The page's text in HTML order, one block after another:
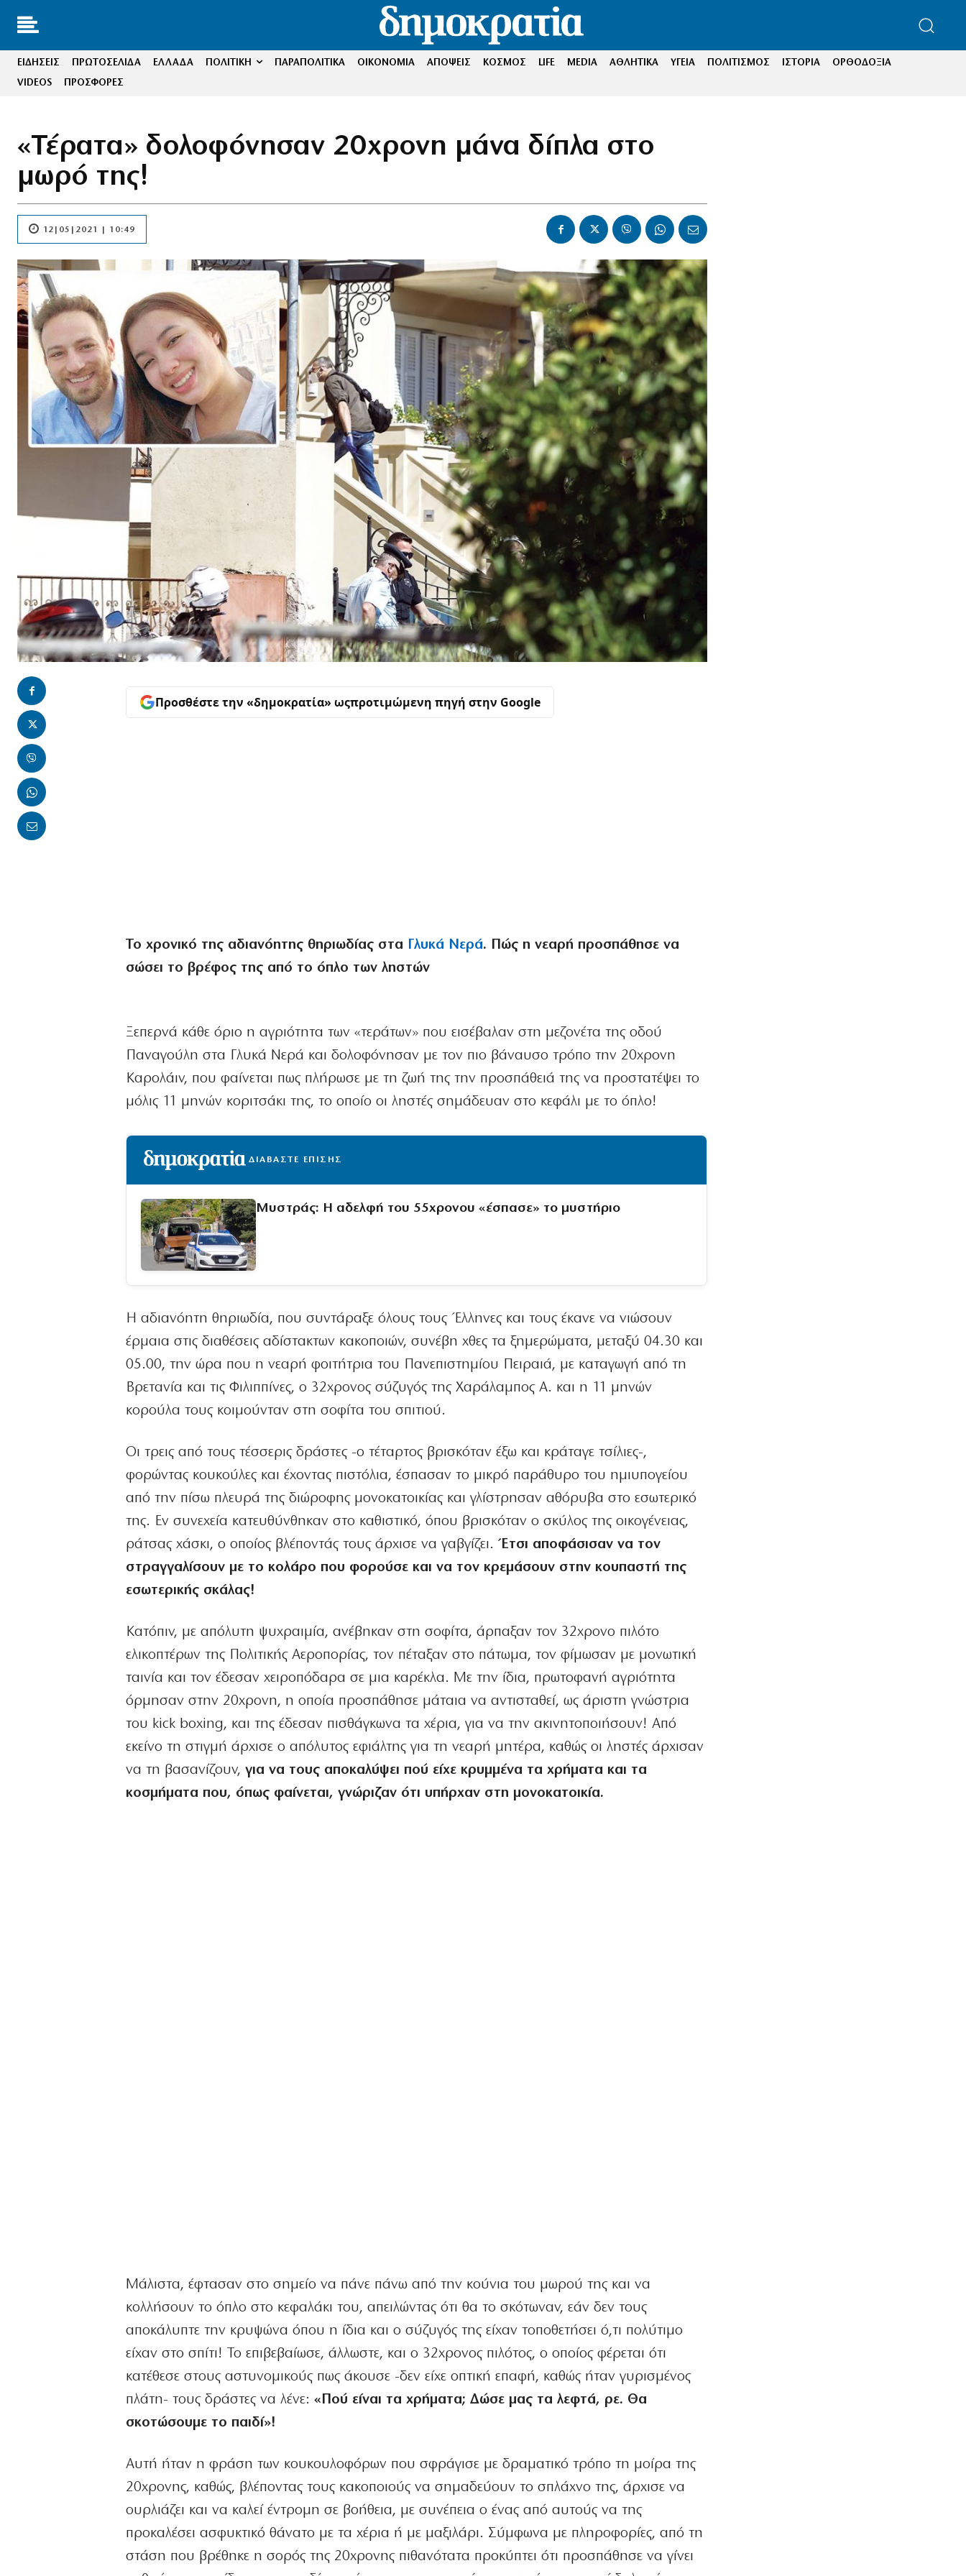
ΕΙΔΗΣΕΙΣ ΠΡΩΤΟΣΕΛΙΔΑ ΕΛΛΑΔΑ ΠΟΛΙΤΙΚΗ ΠΑΡΑΠΟΛΙΤΙΚΑ ΟΙΚΟΝΟΜΙΑ ΑΠΟΨΕΙΣ ΚΟΣΜΟΣ LIFE MEDIA ΑΘΛΗΤΙΚΑ ΥΓΕΙΑ ΠΟΛΙΤΙΣΜΟΣ ΙΣΤΟΡΙΑ
ΟΡΘΟΔΟΞΙΑ
VIDEOS
ΠΡΟΣΦΟΡΕΣ
«Τέρατα» δολοφόνησαν 20χρονη μάνα δίπλα στο
μωρό της!
12|05|2021 | 10:49
Προσθέστε την «δημοκρατία» ωςπροτιμώμενη πηγή στην Google
Το χρονικό της αδιανόητης θηριωδίας στα Γλυκά Νερά. Πώς η νεαρή προσπάθησε να
σώσει το βρέφος της από το όπλο των ληστών
Ξεπερνά κάθε όριο η αγριότητα των «τεράτων» που εισέβαλαν στη μεζονέτα της οδού
Παναγούλη στα Γλυκά Νερά και δολοφόνησαν με τον πιο βάναυσο τρόπο την 20χρονη
Καρολάιν, που φαίνεται πως πλήρωσε με τη ζωή της την προσπάθειά της να προστατέψει το
μόλις 11 μηνών κοριτσάκι της, το οποίο οι ληστές σημάδευαν στο κεφάλι με το όπλο!
ΔΙΑΒΑΣΤΕ ΕΠΙΣΗΣ
Μυστράς: Η αδελφή του 55χρονου «έσπασε» το μυστήριο
Η αδιανόητη θηριωδία, που συντάραξε όλους τους Έλληνες και τους έκανε να νιώσουν
έρμαια στις διαθέσεις αδίστακτων κακοποιών, συνέβη χθες τα ξημερώματα, μεταξύ 04.30 και
05.00, την ώρα που η νεαρή φοιτήτρια του Πανεπιστημίου Πειραιά, με καταγωγή από τη
Βρετανία και τις Φιλιππίνες, ο 32χρονος σύζυγός της Χαράλαμπος Α. και η 11 μηνών
κορούλα τους κοιμούνταν στη σοφίτα του σπιτιού.
Οι τρεις από τους τέσσερις δράστες -ο τέταρτος βρισκόταν έξω και κράταγε τσίλιες-,
φορώντας κουκούλες και έχοντας πιστόλια, έσπασαν το μικρό παράθυρο του ημιυπογείου
από την πίσω πλευρά της διώροφης μονοκατοικίας και γλίστρησαν αθόρυβα στο εσωτερικό
της. Εν συνεχεία κατευθύνθηκαν στο καθιστικό, όπου βρισκόταν ο σκύλος της οικογένειας,
ράτσας χάσκι, ο οποίος βλέποντάς τους άρχισε να γαβγίζει. Έτσι αποφάσισαν να τον
στραγγαλίσουν με το κολάρο που φορούσε και να τον κρεμάσουν στην κουπαστή της
εσωτερικής σκάλας!
Κατόπιν, με απόλυτη ψυχραιμία, ανέβηκαν στη σοφίτα, άρπαξαν τον 32χρονο πιλότο
ελικοπτέρων της Πολιτικής Αεροπορίας, τον πέταξαν στο πάτωμα, τον φίμωσαν με μονωτική
ταινία και τον έδεσαν χειροπόδαρα σε μια καρέκλα. Με την ίδια, πρωτοφανή αγριότητα
όρμησαν στην 20χρονη, η οποία προσπάθησε μάταια να αντισταθεί, ως άριστη γνώστρια
του kick boxing, και της έδεσαν πισθάγκωνα τα χέρια, για να την ακινητοποιήσουν! Από
εκείνο τη στιγμή άρχισε ο απόλυτος εφιάλτης για τη νεαρή μητέρα, καθώς οι ληστές άρχισαν
να τη βασανίζουν,για να τους αποκαλύψει πού είχε κρυμμένα τα χρήματα και τα
κοσμήματα που, όπως φαίνεται, γνώριζαν ότι υπήρχαν στη μονοκατοικία.
Μάλιστα, έφτασαν στο σημείο να πάνε πάνω από την κούνια του μωρού της και να
κολλήσουν το όπλο στο κεφαλάκι του, απειλώντας ότι θα το σκότωναν, εάν δεν τους
αποκάλυπτε την κρυψώνα όπου η ίδια και ο σύζυγός της είχαν τοποθετήσει ό,τι πολύτιμο
είχαν στο σπίτι! Το επιβεβαίωσε, άλλωστε, και ο 32χρονος πιλότος, ο οποίος φέρεται ότι
κατέθεσε στους αστυνομικούς πως άκουσε -δεν είχε οπτική επαφή, καθώς ήταν γυρισμένος
πλάτη- τους δράστες να λένε: «Πού είναι τα χρήματα; Δώσε μας τα λεφτά, ρε. Θα
σκοτώσουμε το παιδί»!
Αυτή ήταν η φράση των κουκουλοφόρων που σφράγισε με δραματικό τρόπο τη μοίρα της
20χρονης, καθώς, βλέποντας τους κακοποιούς να σημαδεύουν το σπλάχνο της, άρχισε να
ουρλιάζει και να καλεί έντρομη σε βοήθεια, με συνέπεια ο ένας από αυτούς να της
προκαλέσει ασφυκτικό θάνατο με τα χέρια ή με μαξιλάρι. Σύμφωνα με πληροφορίες, από τη
στάση που βρέθηκε η σορός της 20χρονης πιθανότατα προκύπτει ότι προσπάθησε να γίνει